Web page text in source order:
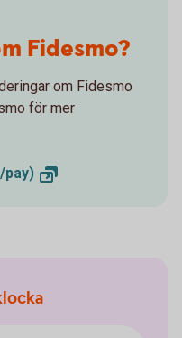
Fidesmo?
om Fidesmo
för mer
pay)